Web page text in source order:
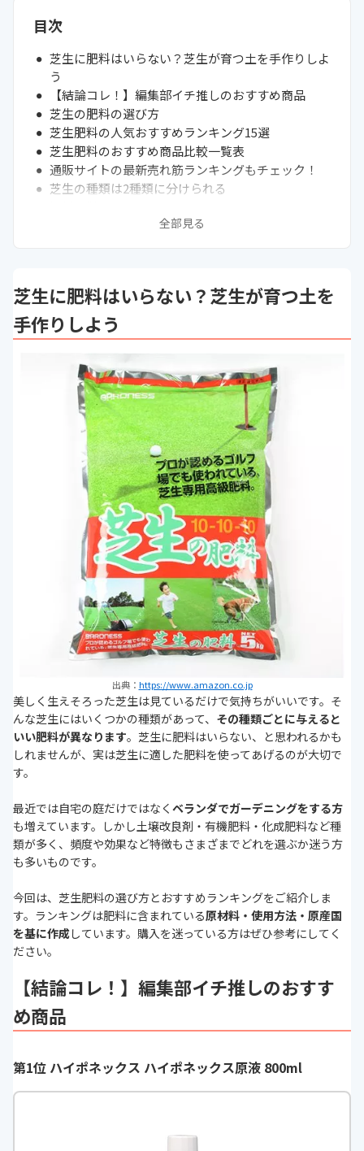
目次
芝生に肥料はいらない？芝生が育つ土を手作りしよ
う
【結論コレ！】編集部イチ推しのおすすめ商品
芝生の肥料の選び方
芝生肥料の人気おすすめランキング15選
芝生肥料のおすすめ商品比較一覧表
通販サイトの最新売れ筋ランキングもチェック！
芝生の種類は2種類に分けられる
芝生の目土はいつやるのがいい？注意点は？
まとめ
全部見る
芝生に肥料はいらない？芝生が育つ土を
手作りしよう
出典： https://www.amazon.co.jp
美しく生えそろった芝生は見ているだけで気持ちがいいです。そ
んな芝生にはいくつかの種類があって、 その種類ごとに与えると
いい肥料が異なります。芝生に肥料はいらない、と思われるかも
しれませんが、実は芝生に適した肥料を使ってあげるのが大切で
す。
最近では自宅の庭だけではなく ベランダでガーデニングをする方
も増えています。しかし土壌改良剤・有機肥料・化成肥料など種
類が多く、頻度や効果など特徴もさまざまでどれを選ぶか迷う方
も多いものです。
今回は、芝生肥料の選び方とおすすめランキングをご紹介しま
す。ランキングは肥料に含まれている原材料・使用方法・原産国
を基に作成しています。購入を迷っている方はぜひ参考にしてく
ださい。
【結論コレ！】編集部イチ推しのおすす
め商品
第1位 ハイポネックス ハイポネックス原液 800ml